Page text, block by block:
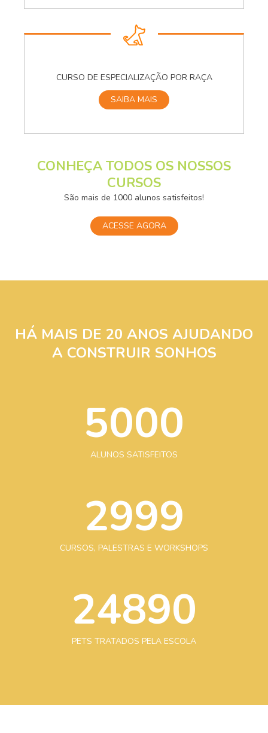
CURSO DE ESPECIALIZAÇÃO POR RAÇA
SAIBA MAIS
CONHEÇA TODOS OS NOSSOS
CURSOS
São mais de 1000 alunos satisfeitos!
ACESSE AGORA
HÁ MAIS DE 20 ANOS AJUDANDO
A CONSTRUIR SONHOS
5000
ALUNOS SATISFEITOS
2999
CURSOS, PALESTRAS E WORKSHOPS
24962
PETS TRATADOS PELA ESCOLA